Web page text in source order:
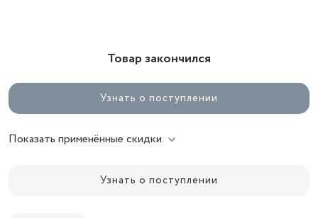
Товар закончился
Узнать о поступлении
Показать применённые скидки
Узнать о поступлении